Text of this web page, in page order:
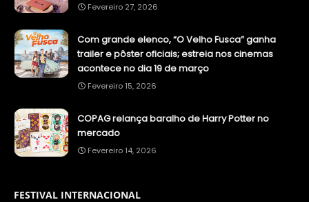
Fevereiro 27, 2026
Com grande elenco, “O Velho Fusca” ganha
trailer e pôster oficiais; estreia nos cinemas
acontece no dia 19 de março
Fevereiro 15, 2026
COPAG relança baralho de Harry Potter no
mercado
Fevereiro 14, 2026
FESTIVAL INTERNACIONAL